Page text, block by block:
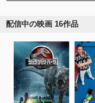
配信中の映画 16作品